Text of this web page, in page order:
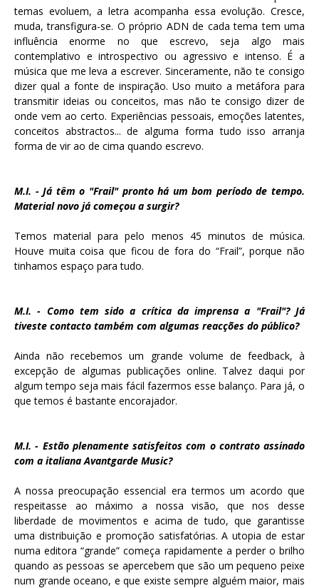
temas evoluem, a letra acompanha essa evolução. Cresce,
muda, transfigura-se. O próprio ADN de cada tema tem uma
influência enorme no que escrevo, seja algo mais
contemplativo e introspectivo ou agressivo e intenso. É a
música que me leva a escrever. Sinceramente, não te consigo
dizer qual a fonte de inspiração. Uso muito a metáfora para
transmitir ideias ou conceitos, mas não te consigo dizer de
onde vem ao certo. Experiências pessoais, emoções latentes,
conceitos abstractos... de alguma forma tudo isso arranja
forma de vir ao de cima quando escrevo.
M.I. - Já têm o "Frail" pronto há um bom período de tempo.
Material novo já começou a surgir?
Temos material para pelo menos 45 minutos de música.
Houve muita coisa que ficou de fora do “Frail”, porque não
tinhamos espaço para tudo.
M.I. - Como tem sido a crítica da imprensa a "Frail"? Já
tiveste contacto também com algumas reacções do público?
Ainda não recebemos um grande volume de feedback, à
excepção de algumas publicações online. Talvez daqui por
algum tempo seja mais fácil fazermos esse balanço. Para já, o
que temos é bastante encorajador.
M.I. - Estão plenamente satisfeitos com o contrato assinado
com a italiana Avantgarde Music?
A nossa preocupação essencial era termos um acordo que
respeitasse ao máximo a nossa visão, que nos desse
liberdade de movimentos e acima de tudo, que garantisse
uma distribuição e promoção satisfatórias. A utopia de estar
numa editora “grande” começa rapidamente a perder o brilho
quando as pessoas se apercebem que são um pequeno peixe
num grande oceano, e que existe sempre alguém maior, mais